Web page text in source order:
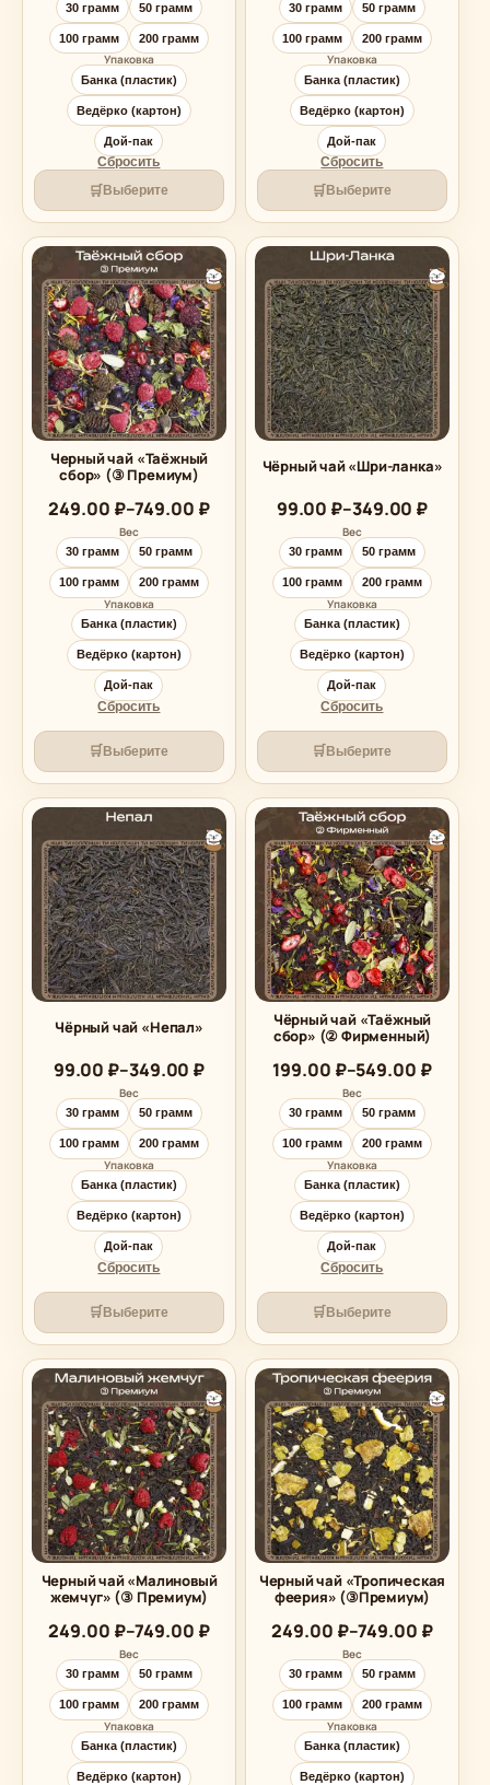
–
549.00 ₽
30 грамм 50 грамм
100 грамм 200 грамм
Упаковка
Банка (пластик)
Ведёрко (картон)
Дой-пак
Сбросить
🛒Выберите
–
549.00 ₽
30 грамм 50 грамм
100 грамм 200 грамм
Упаковка
Банка (пластик)
Ведёрко (картон)
Дой-пак
Сбросить
🛒Выберите
Черный чай «Таёжный
сбор» (③ Премиум)
249.00 ₽–749.00 ₽
Диапазон
цен:
249.00 ₽
–
749.00 ₽
Вес
30 грамм 50 грамм
100 грамм 200 грамм
Упаковка
Банка (пластик)
Ведёрко (картон)
Дой-пак
Сбросить
🛒 Выберите
Чёрный чай «Шри-ланка»
99.00 ₽–349.00 ₽
Диапазон
цен:
99.00 ₽
–
349.00 ₽
Вес
30 грамм 50 грамм
100 грамм 200 грамм
Упаковка
Банка (пластик)
Ведёрко (картон)
Дой-пак
Сбросить
🛒 Выберите
Чёрный чай «Непал»
99.00 ₽–349.00 ₽
Диапазон
цен:
99.00 ₽
–
349.00 ₽
Вес
30 грамм 50 грамм
100 грамм 200 грамм
Упаковка
Банка (пластик)
Ведёрко (картон)
Дой-пак
Сбросить
🛒Выберите
Чёрный чай «Таёжный
сбор» (② Фирменный)
199.00 ₽–549.00 ₽
Диапазон
цен:
199.00 ₽
–
549.00 ₽
Вес
30 грамм 50 грамм
100 грамм 200 грамм
Упаковка
Банка (пластик)
Ведёрко (картон)
Дой-пак
Сбросить
🛒Выберите
Черный чай «Малиновый
жемчуг» (③ Премиум)
249.00 ₽–749.00 ₽
Диапазон
цен:
249.00 ₽
–
749.00 ₽
Вес
30 грамм 50 грамм
100 грамм 200 грамм
Упаковка
Банка (пластик)
Ведёрко (картон)
Черный чай «Тропическая
феерия» (③Премиум)
249.00 ₽–749.00 ₽
Диапазон
цен:
249.00 ₽
–
749.00 ₽
Вес
30 грамм 50 грамм
100 грамм 200 грамм
Упаковка
Банка (пластик)
Ведёрко (картон)